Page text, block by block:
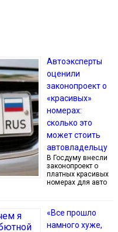
Автоэксперты
оценили
законопроект о
«красивых»
номерах:
сколько это
может стоить
автовладельцу
В Госдуму внесли
законопроект о
платных красивых
номерах для авто
«Все прошло
намного хуже,